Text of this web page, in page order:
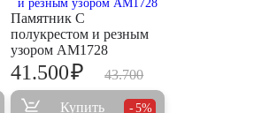
Памятник С
полукрестом и резным
узором AM1728
43.700
41.500₽
Купить 5%